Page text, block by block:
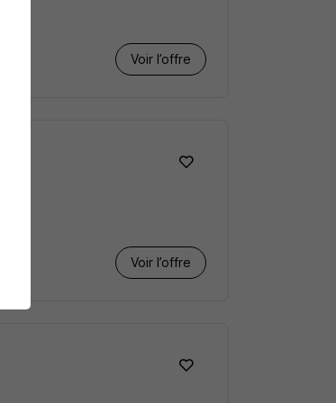
Voir l’offre
Voir l’offre